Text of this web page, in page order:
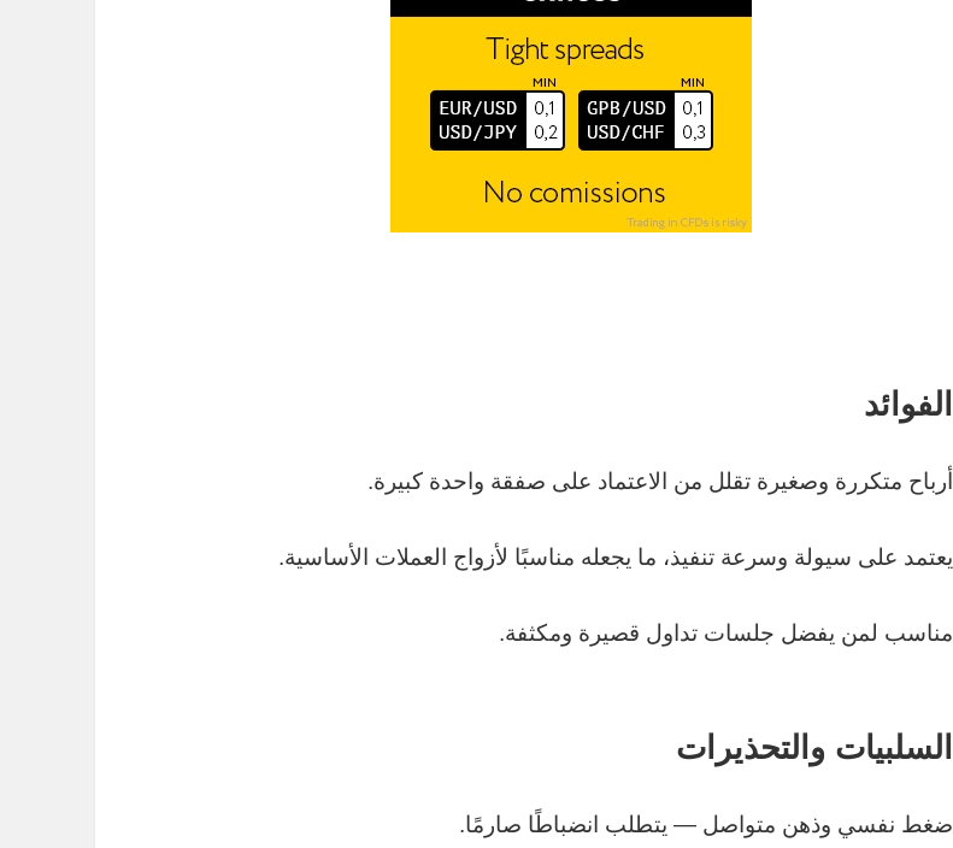
الفوائد
أرباح متكررة وصغيرة تقلل من الاعتماد على صفقة واحدة كبيرة.
يعتمد على سيولة وسرعة تنفيذ، ما يجعله مناسبًا لأزواج العملات الأساسية.
مناسب لمن يفضل جلسات تداول قصيرة ومكثفة.
السلبيات والتحذيرات
ضغط نفسي وذهن متواصل — يتطلب انضباطًا صارمًا.